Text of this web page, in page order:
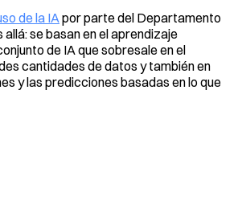
de la IA por parte del Departamento
se basan en el aprendizaje
de IA que sobresale en el
cantidades de datos y también en
y las predicciones basadas en lo que